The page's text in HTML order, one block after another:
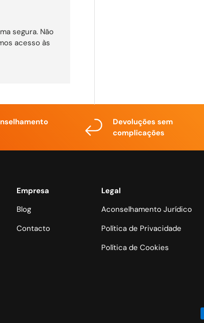
segura. Não
acesso às
Devoluções sem
complicações
Empresa
Blog
Contacto
Legal
Aconselhamento Jurídico
Política de Privacidade
Política de Cookies